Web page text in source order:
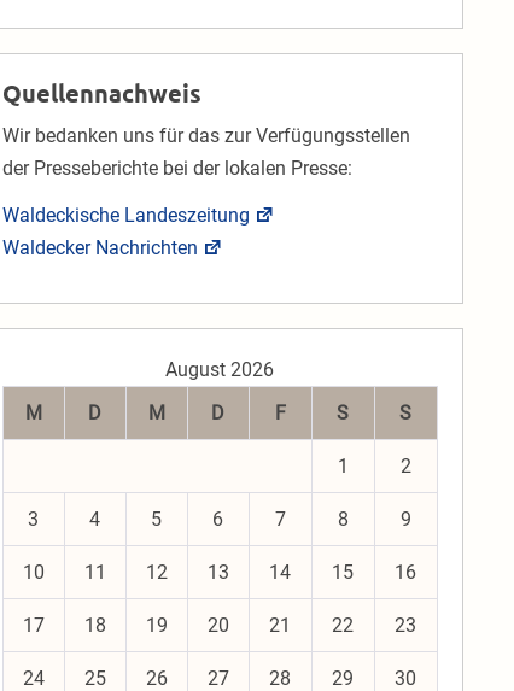
Quellennachweis
Wir bedanken uns für das zur Verfügungsstellen
der Presseberichte bei der lokalen Presse:
Waldeckische Landeszeitung
Waldecker Nachrichten
August 2026
M
D M D F S S
1 2
3 4 5 6 7 8 9
10 11 12 13 14 15 16
17 18 19 20 21 22 23
24 25 26 27 28 29 30